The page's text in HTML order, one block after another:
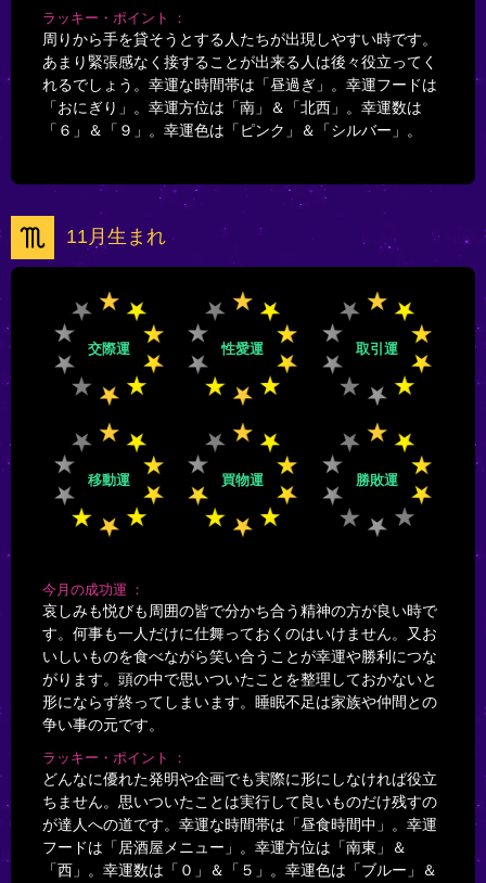
ラッキー・ポイント
周りから手を貸そうとする人たちが出現しやすい時です。
あまり緊張感なく接することが出来る人は後々役立ってく
れるでしょう。幸運な時間帯は「昼過ぎ」。幸運フードは
「おにぎり」。幸運方位は「南」＆「北西」。幸運数は
「６」＆「９」。幸運色は「ピンク」＆「シルバー」。
11月生まれ
交際運 性愛運 取引運
移動運 買物運 勝敗運
今月の成功運
哀しみも悦びも周囲の皆で分かち合う精神の方が良い時で
す。何事も一人だけに仕舞っておくのはいけません。又お
いしいものを食べながら笑い合うことが幸運や勝利につな
がります。頭の中で思いついたことを整理しておかないと
形にならず終ってしまいます。睡眠不足は家族や仲間との
争い事の元です。
ラッキー・ポイント
どんなに優れた発明や企画でも実際に形にしなければ役立
ちません。思いついたことは実行して良いものだけ残すの
が達人への道です。幸運な時間帯は「昼食時間中」。幸運
フードは「居酒屋メニュー」。幸運方位は「南東」＆
「西」。幸運数は「０」＆「５」。幸運色は「ブルー」＆